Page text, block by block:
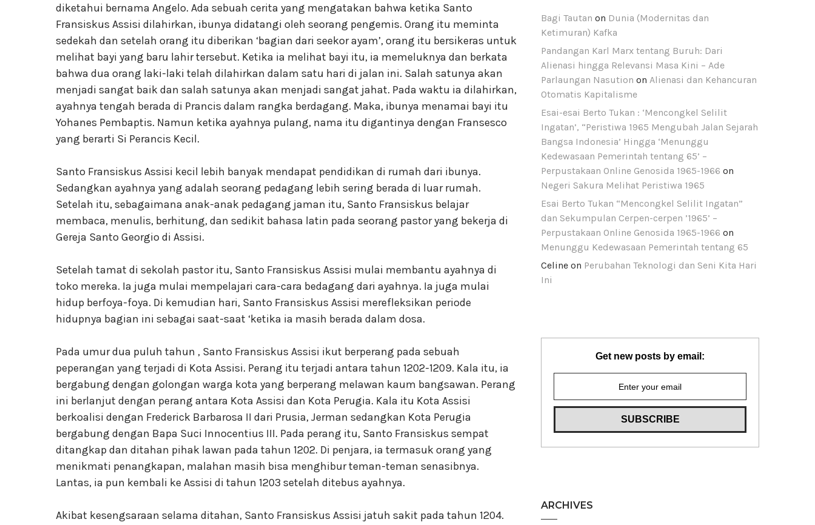
diketahui bernama Angelo. Ada sebuah cerita yang mengatakan bahwa ketika Santo
Fransiskus Assisi dilahirkan, ibunya didatangi oleh seorang pengemis. Orang itu meminta
sedekah dan setelah orang itu diberikan ‘bagian dari seekor ayam’, orang itu bersikeras untuk
melihat bayi yang baru lahir tersebut. Ketika ia melihat bayi itu, ia memeluknya dan berkata
bahwa dua orang laki-laki telah dilahirkan dalam satu hari di jalan ini. Salah satunya akan
menjadi sangat baik dan salah satunya akan menjadi sangat jahat. Pada waktu ia dilahirkan,
ayahnya tengah berada di Prancis dalam rangka berdagang. Maka, ibunya menamai bayi itu
Yohanes Pembaptis. Namun ketika ayahnya pulang, nama itu digantinya dengan Fransesco
yang berarti Si Perancis Kecil.
Santo Fransiskus Assisi kecil lebih banyak mendapat pendidikan di rumah dari ibunya.
Sedangkan ayahnya yang adalah seorang pedagang lebih sering berada di luar rumah.
Setelah itu, sebagaimana anak-anak pedagang jaman itu, Santo Fransiskus belajar
membaca, menulis, berhitung, dan sedikit bahasa latin pada seorang pastor yang bekerja di
Gereja Santo Georgio di Assisi.
Setelah tamat di sekolah pastor itu, Santo Fransiskus Assisi mulai membantu ayahnya di
toko mereka. Ia juga mulai mempelajari cara-cara bedagang dari ayahnya. Ia juga mulai
hidup berfoya-foya. Di kemudian hari, Santo Fransiskus Assisi merefleksikan periode
hidupnya bagian ini sebagai saat-saat ‘ketika ia masih berada dalam dosa.
Pada umur dua puluh tahun , Santo Fransiskus Assisi ikut berperang pada sebuah
peperangan yang terjadi di Kota Assisi. Perang itu terjadi antara tahun 1202-1209. Kala itu, ia
bergabung dengan golongan warga kota yang berperang melawan kaum bangsawan. Perang
ini berlanjut dengan perang antara Kota Assisi dan Kota Perugia. Kala itu Kota Assisi
berkoalisi dengan Frederick Barbarosa II dari Prusia, Jerman sedangkan Kota Perugia
bergabung dengan Bapa Suci Innocentius III. Pada perang itu, Santo Fransiskus sempat
ditangkap dan ditahan pihak lawan pada tahun 1202. Di penjara, ia termasuk orang yang
menikmati penangkapan, malahan masih bisa menghibur teman-teman senasibnya.
Lantas, ia pun kembali ke Assisi di tahun 1203 setelah ditebus ayahnya.
Akibat kesengsaraan selama ditahan, Santo Fransiskus Assisi jatuh sakit pada tahun 1204.
Bagi Tautan on Dunia (Modernitas dan
Ketimuran) Kafka
Pandangan Karl Marx tentang Buruh: Dari
Alienasi hingga Relevansi Masa Kini – Ade
Parlaungan Nasution on Alienasi dan Kehancuran
Otomatis Kapitalisme
Esai-esai Berto Tukan : ‘Mencongkel Selilit
Ingatan’, “Peristiwa 1965 Mengubah Jalan Sejarah
Bangsa Indonesia’ Hingga ‘Menunggu
Kedewasaan Pemerintah tentang 65’ –
Perpustakaan Online Genosida 1965-1966 on
Negeri Sakura Melihat Peristiwa 1965
Esai Berto Tukan “Mencongkel Selilit Ingatan”
dan Sekumpulan Cerpen-cerpen ’1965’ –
Perpustakaan Online Genosida 1965-1966 on
Menunggu Kedewasaan Pemerintah tentang 65
Celine on Perubahan Teknologi dan Seni Kita Hari
Ini
Get new posts by email:
ARCHIVES